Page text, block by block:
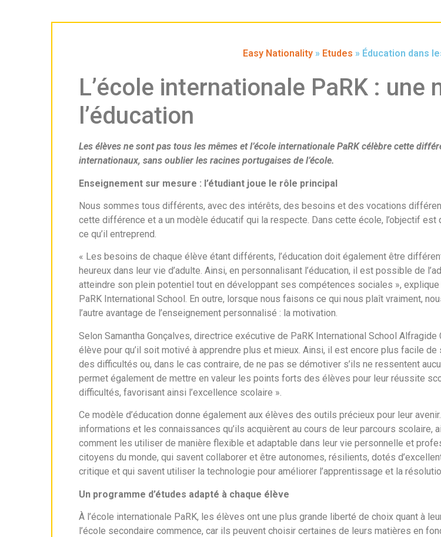
Easy Nationality » Etudes » Éducation dans
L’école internationale PaRK : une
l’éducation
Les élèves ne sont pas tous les mêmes et l’école internationale PaRK célèbre cette
internationaux, sans oublier les racines portugaises de l’école.
Enseignement sur mesure : l’étudiant joue le rôle principal
Nous sommes tous différents, avec des intérêts, des besoins et des vocations
cette différence et a un modèle éducatif qui la respecte. Dans cette école, l’objectif
ce qu’il entreprend.
« Les besoins de chaque élève étant différents, l’éducation doit également être
heureux dans leur vie d’adulte. Ainsi, en personnalisant l’éducation, il est possible de
atteindre son plein potentiel tout en développant ses compétences sociales »,
PaRK International School. En outre, lorsque nous faisons ce qui nous plaît vraiment,
l’autre avantage de l’enseignement personnalisé : la motivation.
Selon Samantha Gonçalves, directrice exécutive de PaRK International School
élève pour qu’il soit motivé à apprendre plus et mieux. Ainsi, il est encore plus facile
des difficultés ou, dans le cas contraire, de ne pas se démotiver s’ils ne ressentent
permet également de mettre en valeur les points forts des élèves pour leur réussite
difficultés, favorisant ainsi l’excellence scolaire ».
Ce modèle d’éducation donne également aux élèves des outils précieux pour leur
informations et les connaissances qu’ils acquièrent au cours de leur parcours
comment les utiliser de manière flexible et adaptable dans leur vie personnelle et
citoyens du monde, qui savent collaborer et être autonomes, résilients, dotés
critique et qui savent utiliser la technologie pour améliorer l’apprentissage et la
Un programme d’études adapté à chaque élève
À l’école internationale PaRK, les élèves ont une plus grande liberté de choix quant à
l’école secondaire commence, car ils peuvent choisir certaines de leurs matières en